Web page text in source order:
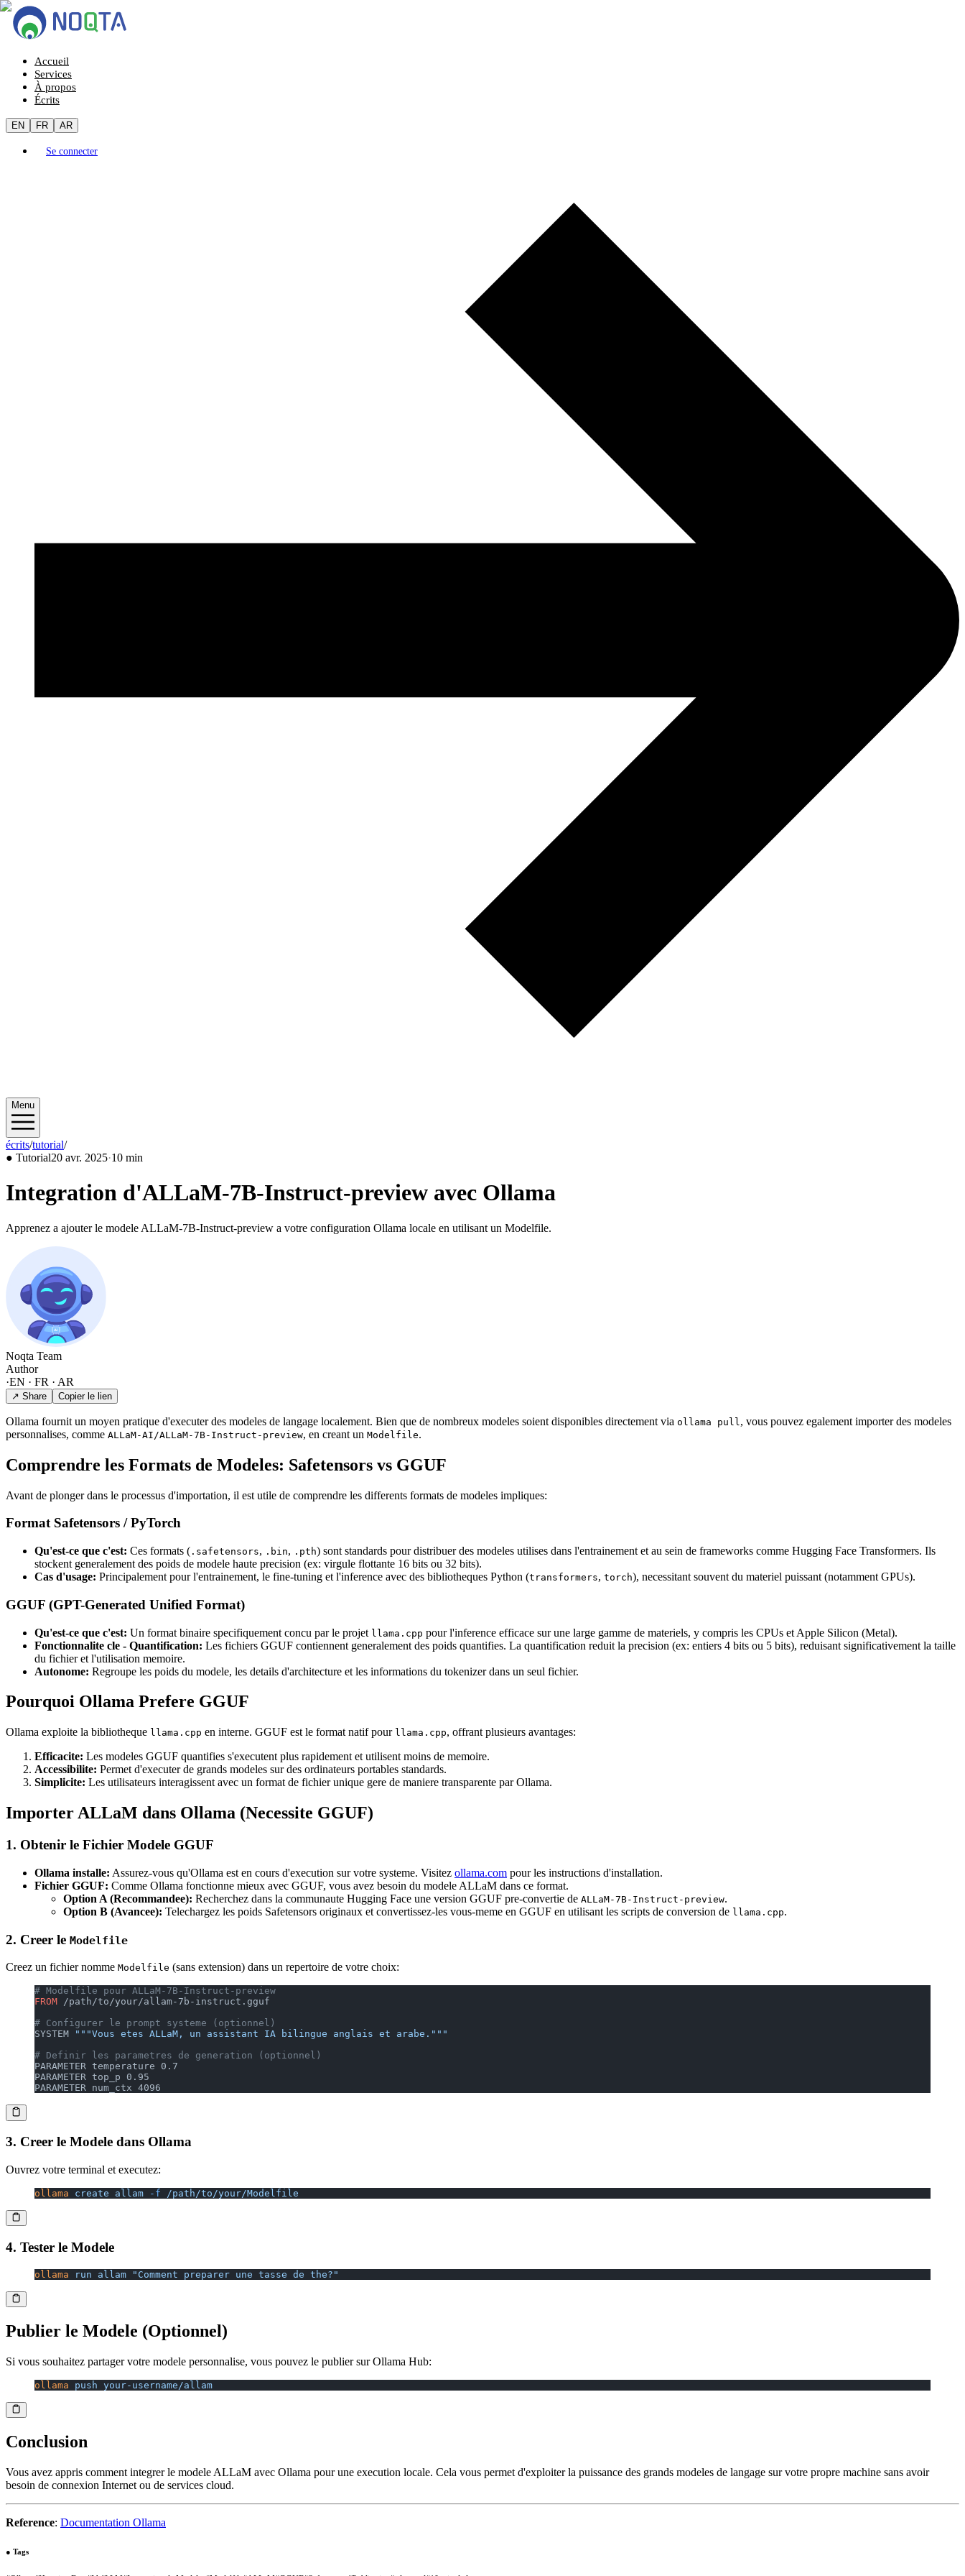
Accueil
Services
À propos
Écrits
EN FR AR
Se connecter
Menu
écrits/tutorial/2025/04
● Tutorial20 avr. 2025·10 min
Integration d'ALLaM-7B-Instruct-preview avec Ollama
Apprenez a ajouter le modele ALLaM-7B-Instruct-preview a votre configuration Ollama locale en utilisant un Modelfile.
Noqta Team
Author
·EN · FR · AR
↗ Share Copier le lien
Ollama fournit un moyen pratique d'executer des modeles de langage localement. Bien que de nombreux modeles soient disponibles directement via ollama pull , vous pouvez egalement importer des modeles
personnalises, comme ALLaM-AI/ALLaM-7B-Instruct-preview, en creant un Modelfile.
Comprendre les Formats de Modeles: Safetensors vs GGUF
Avant de plonger dans le processus d'importation, il est utile de comprendre les differents formats de modeles impliques:
Format Safetensors / PyTorch
Qu'est-ce que c'est: Ces formats ( .safetensors, .bin, .pth) sont standards pour distribuer des modeles utilises dans l'entrainement et au sein de frameworks comme Hugging Face Transformers. Ils
stockent generalement des poids de modele haute precision (ex: virgule flottante 16 bits ou 32 bits).
Cas d'usage: Principalement pour l'entrainement, le fine-tuning et l'inference avec des bibliotheques Python (transformers, torch), necessitant souvent du materiel puissant (notamment GPUs).
GGUF (GPT-Generated Unified Format)
Qu'est-ce que c'est: Un format binaire specifiquement concu par le projet llama.cpp pour l'inference efficace sur une large gamme de materiels, y compris les CPUs et Apple Silicon (Metal).
Fonctionnalite cle - Quantification: Les fichiers GGUF contiennent generalement des poids quantifies. La quantification reduit la precision (ex: entiers 4 bits ou 5 bits), reduisant significativement la taille
du fichier et l'utilisation memoire.
Autonome: Regroupe les poids du modele, les details d'architecture et les informations du tokenizer dans un seul fichier.
Pourquoi Ollama Prefere GGUF
Ollama exploite la bibliotheque llama.cpp en interne. GGUF est le format natif pour llama.cpp, offrant plusieurs avantages:
Efficacite: Les modeles GGUF quantifies s'executent plus rapidement et utilisent moins de memoire.
Accessibilite: Permet d'executer de grands modeles sur des ordinateurs portables standards.
Simplicite: Les utilisateurs interagissent avec un format de fichier unique gere de maniere transparente par Ollama.
Importer ALLaM dans Ollama (Necessite GGUF)
1. Obtenir le Fichier Modele GGUF
Ollama installe: Assurez-vous qu'Ollama est en cours d'execution sur votre systeme. Visitez ollama.com pour les instructions d'installation.
Fichier GGUF: Comme Ollama fonctionne mieux avec GGUF, vous avez besoin du modele ALLaM dans ce format.
Option A (Recommandee): Recherchez dans la communaute Hugging Face une version GGUF pre-convertie de ALLaM-7B-Instruct-preview.
Option B (Avancee): Telechargez les poids Safetensors originaux et convertissez-les vous-meme en GGUF en utilisant les scripts de conversion de llama.cpp.
2. Creer le Modelfile
Creez un fichier nomme Modelfile (sans extension) dans un repertoire de votre choix:
# Modelfile pour ALLaM-7B-Instruct-preview
FROM /path/to/your/allam-7b-instruct.gguf
# Configurer le prompt systeme (optionnel)
SYSTEM
"""Vous etes ALLaM, un assistant IA bilingue anglais et arabe."""
# Definir les parametres de generation (optionnel)
PARAMETER temperature 0.7
PARAMETER top_p 0.95
PARAMETER num_ctx 4096
3. Creer le Modele dans Ollama
Ouvrez votre terminal et executez:
ollama create allam -f /path/to/your/Modelfile
4. Tester le Modele
ollama run allam "Comment preparer une tasse de the?"
Publier le Modele (Optionnel)
Si vous souhaitez partager votre modele personnalise, vous pouvez le publier sur Ollama Hub:
ollama push your-username/allam
Conclusion
Vous avez appris comment integrer le modele ALLaM avec Ollama pour une execution locale. Cela vous permet d'exploiter la puissance des grands modeles de langage sur votre propre machine sans avoir
besoin de connexion Internet ou de services cloud.
Reference: Documentation Ollama
● Tags